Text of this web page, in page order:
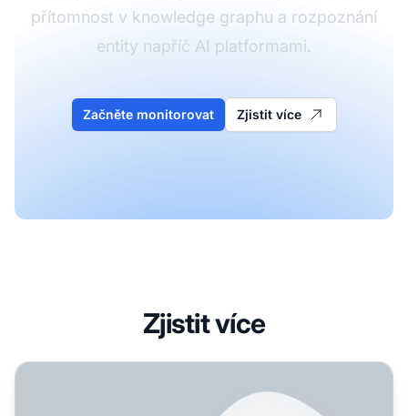
přítomnost v knowledge graphu a rozpoznání
entity napříč AI platformami.
Začněte monitorovat Zjistit více
Zjistit více
Jak AI systémy chápou entity a vztahy? Snažím se to